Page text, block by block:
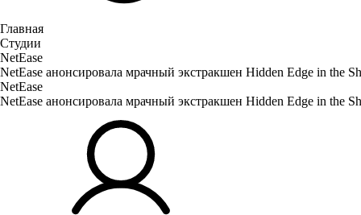
Главная
Студии
NetEase
NetEase анонсировала мрачный экстракшен Hidden Edge in the
NetEase
NetEase анонсировала мрачный экстракшен Hidden Edge in the